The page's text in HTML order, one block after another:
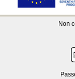
Non